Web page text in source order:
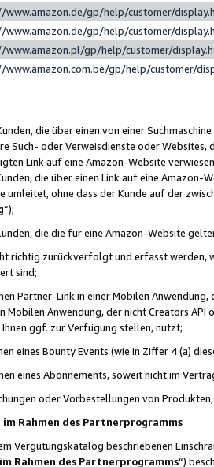
www.amazon.de/gp/help/customer/
www.amazon.de/gp/help/customer/
www.amazon.pl/gp/help/customer/
gp/help/customer/
die über einen von einer
Such- oder Verweisdienste oder Websites,
Link auf eine Amazon-Website
die über einen Link auf eine
umleitet, ohne dass der Kunde auf der
“);
die die für eine Amazon-Website
richtig zurückverfolgt und erfasst werden,
sind;
Partner-Link in einer Mobilen
Mobilen Anwendung, der nicht Creators
ggf. zur Verfügung stellen, nutzt;
eines Bounty Events (wie in Ziffer 4 (a)
eines Abonnements, soweit nicht im
oder Vorbestellungen von
Rahmen des Partnerprogramms
Vergütungskatalog beschriebenen
Rahmen des Partnerprogramms“)